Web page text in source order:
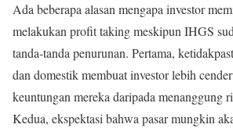
Ada beberapa alasan mengapa investor
melakukan profit taking meskipun IHGS
tanda-tanda penurunan. Pertama,
dan domestik membuat investor lebih
keuntungan mereka daripada menanggung
Kedua, ekspektasi bahwa pasar mungkin